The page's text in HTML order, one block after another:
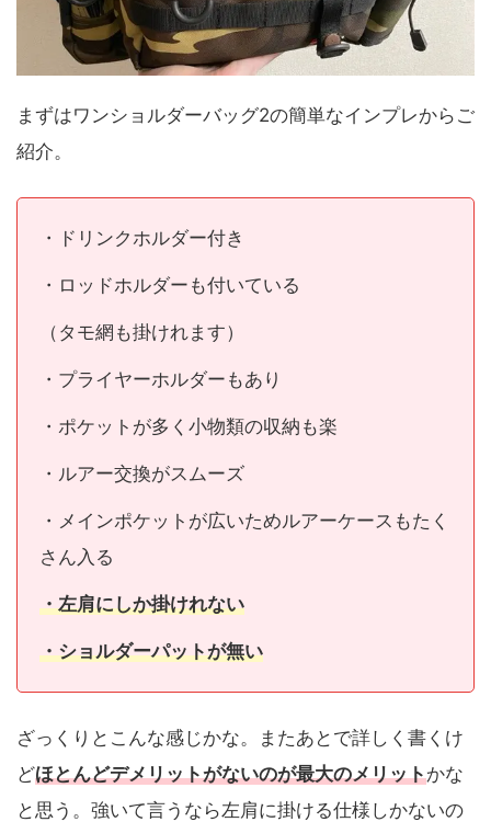
まずはワンショルダーバッグ2の簡単なインプレからご
紹介。
・ドリンクホルダー付き
・ロッドホルダーも付いている
（タモ網も掛けれます）
・プライヤーホルダーもあり
・ポケットが多く小物類の収納も楽
・ルアー交換がスムーズ
・メインポケットが広いためルアーケースもたく
さん入る
・左肩にしか掛けれない
・ショルダーパットが無い
ざっくりとこんな感じかな。またあとで詳しく書くけ
どほとんどデメリットがないのが最大のメリットかな
と思う。強いて言うなら左肩に掛ける仕様しかないの